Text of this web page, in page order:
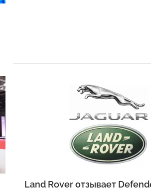
Land Rover отзывает